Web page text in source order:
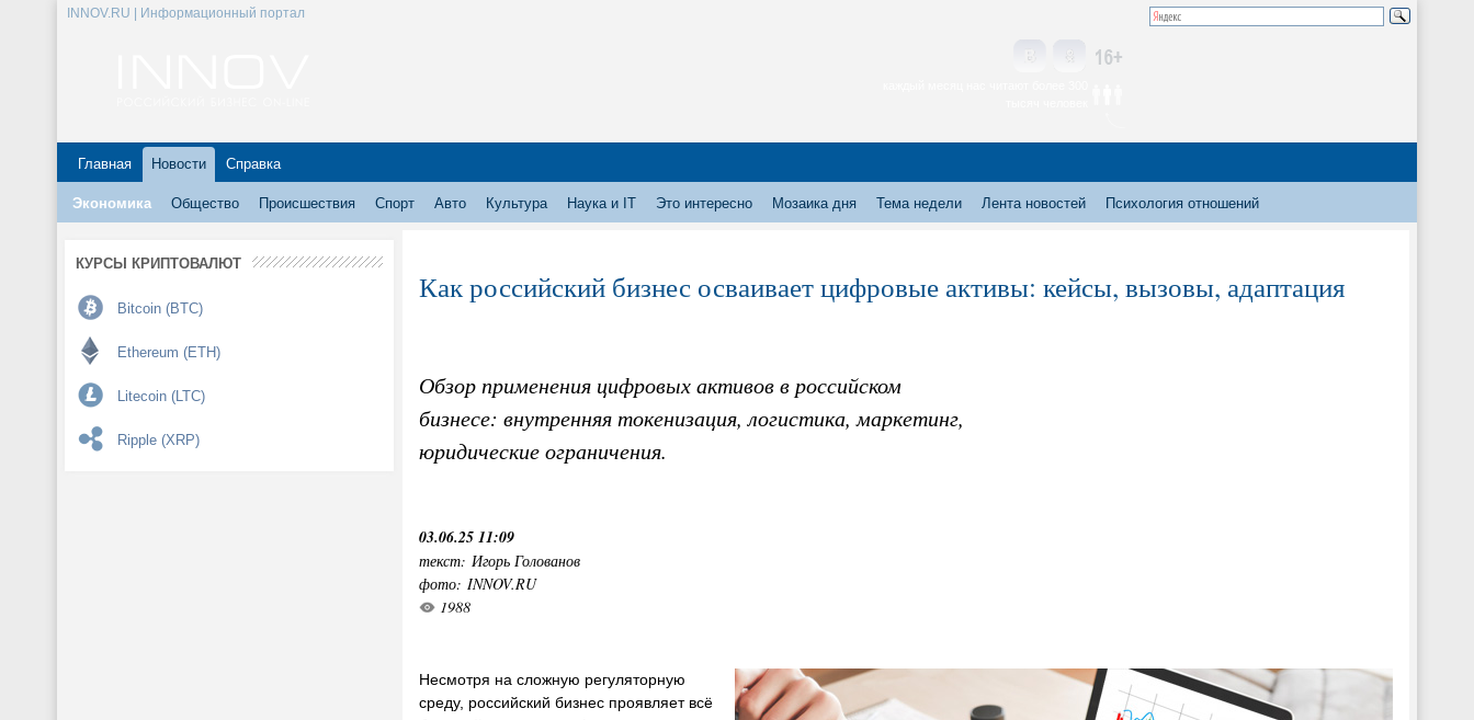
INNOV.RU | Информационный портал
Главная Новости Справка
Экономика Общество Происшествия Спорт Авто Культура Наука и IT Это интересно Мозаика дня Тема недели Лента новостей Психология отношений
КУРСЫ КРИПТОВАЛЮТ
Bitcoin (BTC)
Ethereum (ETH)
Litecoin (LTC)
Ripple (XRP)
Как российский бизнес осваивает цифровые активы: кейсы, вызовы, адаптация
Обзор применения цифровых активов в российском
бизнесе: внутренняя токенизация, логистика, маркетинг,
юридические ограничения.
03.06.25 11:09
текст: Игорь Голованов
фото: INNOV.RU
1988
Несмотря на сложную регуляторную
среду, российский бизнес проявляет всё